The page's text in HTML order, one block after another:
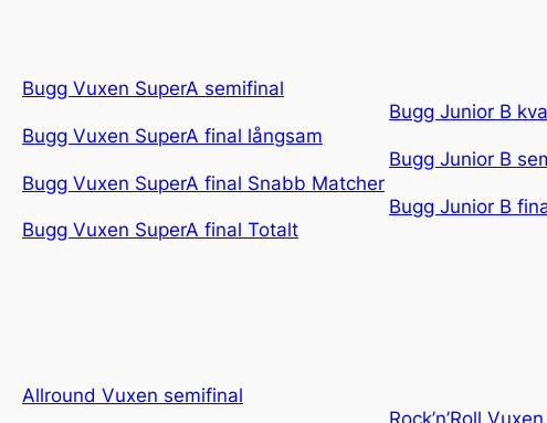
Bugg Vuxen SuperA semifinal
Bugg Vuxen SuperA final långsam
Bugg Vuxen SuperA final Snabb Matcher
Bugg Vuxen SuperA final Totalt
Bugg Junior B
Bugg Junior B
Bugg Junior B
Allround Vuxen semifinal